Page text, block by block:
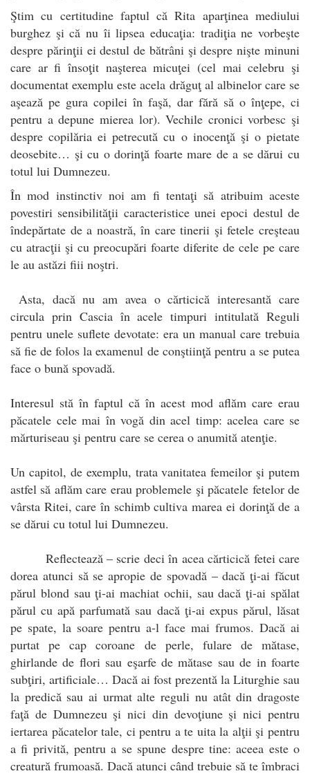
Ştim cu certitudine faptul că Rita aparţinea mediului
burghez şi că nu îi lipsea educaţia: tradiţia ne vorbeşte
despre părinţii ei destul de bătrâni şi despre nişte minuni
care ar fi însoţit naşterea micuţei (cel mai celebru şi
documentat exemplu este acela drăguţ al albinelor care se
aşează pe gura copilei în faşă, dar fără să o înţepe, ci
pentru a depune mierea lor). Vechile cronici vorbesc şi
despre copilăria ei petrecută cu o inocenţă şi o pietate
deosebite… şi cu o dorinţă foarte mare de a se dărui cu
totul lui Dumnezeu.
În mod instinctiv noi am fi tentaţi să atribuim aceste
povestiri sensibilităţii caracteristice unei epoci destul de
îndepărtate de a noastră, în care tinerii şi fetele creşteau
cu atracţii şi cu preocupări foarte diferite de cele pe care
le au astăzi fiii noştri.
Asta, dacă nu am avea o cărticică interesantă care
circula prin Cascia în acele timpuri intitulată Reguli
pentru unele suflete devotate: era un manual care trebuia
să fie de folos la examenul de conştiinţă pentru a se putea
face o bună spovadă.
Interesul stă în faptul că în acest mod aflăm care erau
păcatele cele mai în vogă din acel timp: acelea care se
mărturiseau şi pentru care se cerea o anumită atenţie.
Un capitol, de exemplu, trata vanitatea femeilor şi putem
astfel să aflăm care erau problemele şi păcatele fetelor de
vârsta Ritei, care în schimb cultiva marea ei dorinţă de a
se dărui cu totul lui Dumnezeu.
Reflectează – scrie deci în acea cărticică fetei care
dorea atunci să se apropie de spovadă – dacă ţi-ai făcut
părul blond sau ţi-ai machiat ochii, sau dacă ţi-ai spălat
părul cu apă parfumată sau dacă ţi-ai expus părul, lăsat
pe spate, la soare pentru a-l face mai frumos. Dacă ai
purtat pe cap coroane de perle, fulare de mătase,
ghirlande de flori sau eşarfe de mătase sau de in foarte
subţiri, artificiale… Dacă ai fost prezentă la Liturghie sau
la predică sau ai urmat alte reguli nu atât din dragoste
faţă de Dumnezeu şi nici din devoţiune şi nici pentru
iertarea păcatelor tale, ci pentru a te uita la alţii şi pentru
a fi privită, pentru a se spune despre tine: aceea este o
creatură frumoasă. Dacă atunci când trebuie să te îmbraci